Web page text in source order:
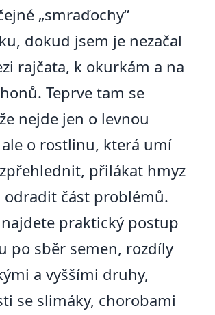
„smraďochy“
dokud jsem je nezačal
rajčata, k okurkám a na
Teprve tam se
nejde jen o levnou
o rostlinu, která umí
přilákat hmyz
odradit část problémů.
praktický postup
po sběr semen, rozdíly
a vyššími druhy,
se slimáky, chorobami